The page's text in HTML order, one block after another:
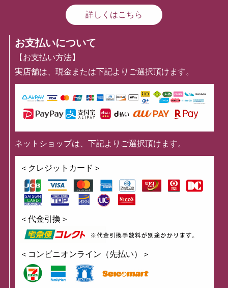
詳しくはこちら
お支払いについて
【お支払い方法】
実店舗は、現金または下記よりご選択頂けます。
ネットショップは、下記よりご選択頂けます。
＜クレジットカード＞
＜代金引換＞
＜コンビニオンライン（先払い）＞